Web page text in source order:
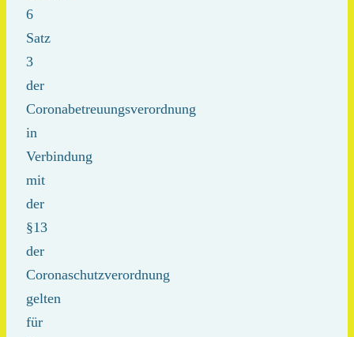
6
Satz
3
der
Coronabetreuungsverordnung
in
Verbindung
mit
der
§13
der
Coronaschutzverordnung
gelten
für